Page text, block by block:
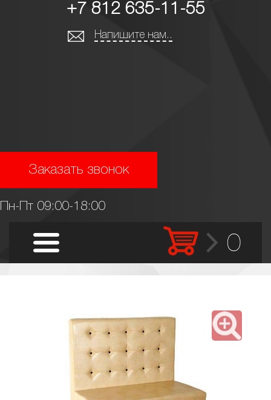
+7 812 635-11-55
Напишите нам..
Заказать звонок
Пн-Пт 09:00-18:00
0